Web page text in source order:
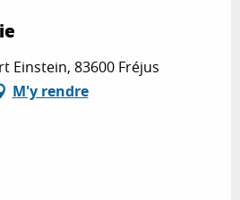
Einstein, 83600 Fréjus
M'y rendre